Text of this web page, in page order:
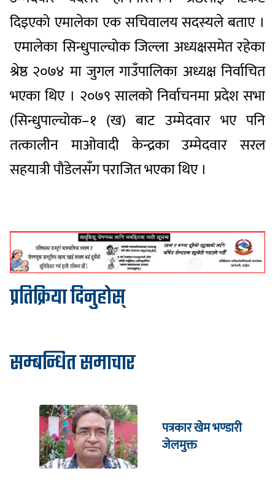
दिइएको एमालेका एक सचिवालय सदस्यले बताए ।
एमालेका सिन्धुपाल्चोक जिल्ला अध्यक्षसमेत रहेका
श्रेष्ठ २०७४ मा जुगल गाउँपालिका अध्यक्ष निर्वाचित
भएका थिए । २०७९ सालको निर्वाचनमा प्रदेश सभा
(सिन्धुपाल्चोक–१ (ख) बाट उम्मेदवार भए पनि
तत्कालीन माओवादी केन्द्रका उम्मेदवार सरल
सहयात्री पौडेलसँग पराजित भएका थिए ।
प्रतिक्रिया दिनुहोस्
सम्बन्धित समाचार
पत्रकार खेम भण्डारी
जेलमुक्त